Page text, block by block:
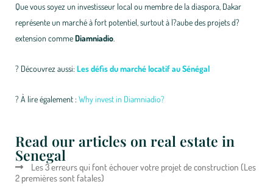
Que vous soyez un investisseur local ou membre de la diaspora, Dakar
représente un marché à fort potentiel, surtout à l?aube des projets d?
extension commeDiamniadio
? Découvrez aussi: Les défis du marché locatif au Sénégal
? À lire également : Why invest in Diamniadio?
Read our articles on real estate in
Senegal
Les 3 erreurs qui font échouer votre projet de construction (Les
2 premières sont fatales)